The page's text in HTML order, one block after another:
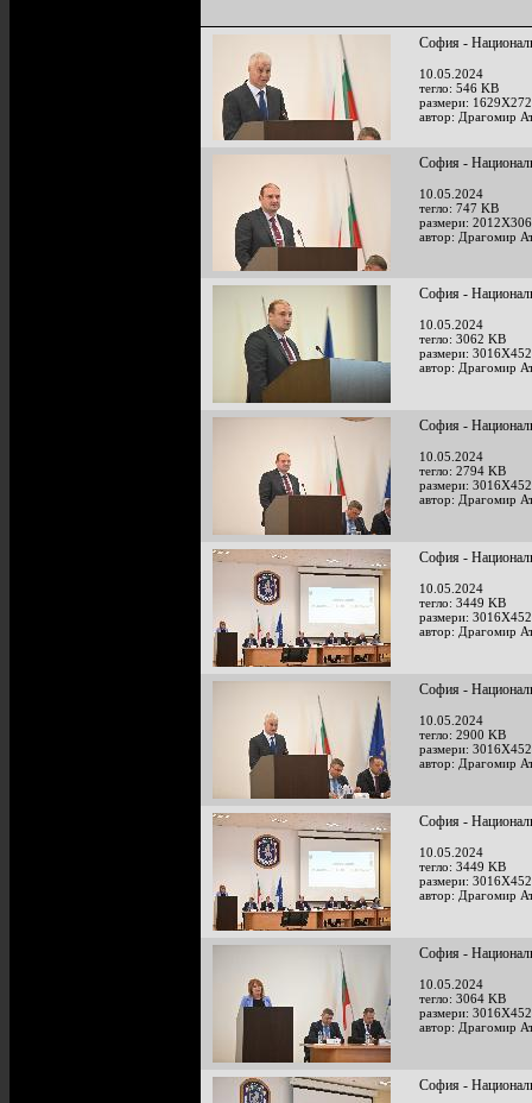
София -
10.05.2024
тегло: 546 KB
размери:
автор: Драгомир
София -
10.05.2024
тегло: 747 KB
размери:
автор: Драгомир
София -
10.05.2024
тегло: 3062 KB
размери:
автор: Драгомир
София -
10.05.2024
тегло: 2794 KB
размери:
автор: Драгомир
София -
10.05.2024
тегло: 3449 KB
размери:
автор: Драгомир
София -
10.05.2024
тегло: 2900 KB
размери:
автор: Драгомир
София -
10.05.2024
тегло: 3449 KB
размери:
автор: Драгомир
София -
10.05.2024
тегло: 3064 KB
размери:
автор: Драгомир
София -